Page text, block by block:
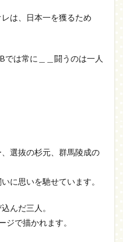
は、日本一を獲るため
は常に＿＿闘うのは一人
選抜の杉元、群馬陵成の
に思いを馳せています。
んだ三人。
ジで描かれます。